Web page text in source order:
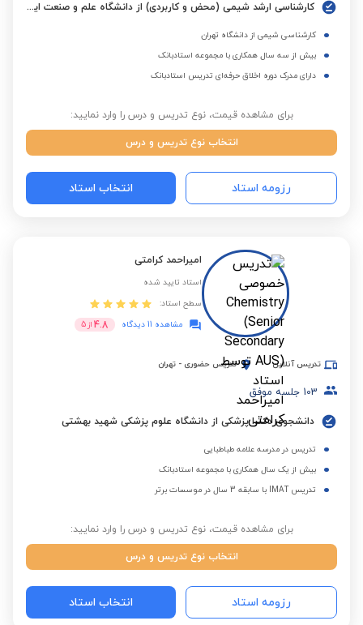
کارشناسی ارشد شیمی (محض و کاربردی) از دانشگاه علم و صنعت ایران
کارشناسی شیمی از دانشگاه تهران
بیش از سه سال همکاری با مجموعه استادبانک
دارای مدرک دوره اخلاق حرفه‌ای تدریس استادبانک
برای مشاهده قیمت، نوع تدریس و درس را وارد نمایید:
انتخاب نوع تدریس و درس
رزومه استاد انتخاب استاد
امیراحمد کرامتی
استاد تایید شده
سطح استاد:
مشاهده 11 دیدگاه
4.8 از 5
تدریس آنلاین تدریس حضوری - تهران
103 جلسه موفق
دانشجوی دکترا پزشکی از دانشگاه علوم پزشکی شهید بهشتی
تدریس در مدرسه علامه طباطبایی
بیش از یک سال همکاری با مجموعه استادبانک
تدریس IMAT با سابقه 3 سال در موسسات برتر
برای مشاهده قیمت، نوع تدریس و درس را وارد نمایید:
انتخاب نوع تدریس و درس
رزومه استاد انتخاب استاد